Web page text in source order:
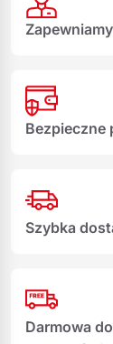
Bezpieczne
Szybka
Darmowa